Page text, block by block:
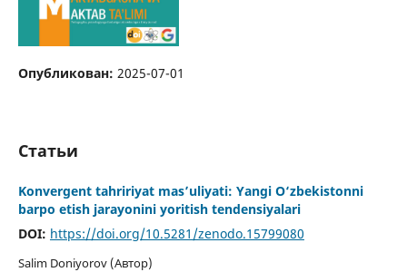
Опубликован: 2025-07-01
Статьи
Konvergent tahririyat mas’uliyati: Yangi O‘zbekistonni
barpo etish jarayonini yoritish tendensiyalari
DOI: https://doi.org/10.5281/zenodo.15799080
Salim Doniyorov (Автор)